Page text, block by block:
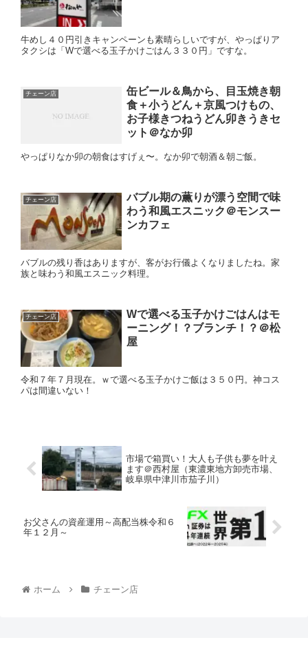
牛めし４０円引きキャンペーンも素晴らしいですが、やっぱりア
タクシは「Wで選べる玉子かけごはん３３０円」ですな。
チェーン店
缶ビール＆鳥から、目玉焼き朝
食＋小うどん＋京風つけもの、
お子様きつねうどん卯きうきセ
ット＠なか卯
やっぱりなか卯の朝食はすげぇ〜。なか卯で朝酒＆朝ご飯。
チェーン店
バブル期の薫りが漂う空間で味
わう和風エスニック＠モンスー
ンカフェ
バブルの残り香はありますが、客がお行儀よくなりましたね。家
族と味わう和風エスニック料理。
チェーン店
Wで選べる玉子かけごはんはモ
ーニング！？ブランチ！？＠松
屋
令和７年７月現在。ｗで選べる玉子かけご飯は３５０円。神コス
パは間違いない！
市場で箱買い！大人も子供も夢を叶え
ます＠西村屋（東濃東地方卸売市場、
岐阜県中津川市茄子川）
お父さんの資産運用～高配当株令和６
年１２月～
ホーム チェーン店